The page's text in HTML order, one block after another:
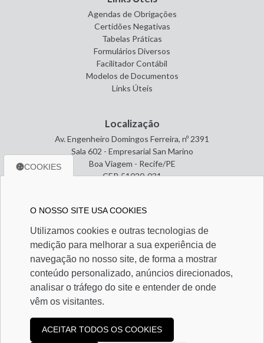
Agendas de Obrigações
Certidões Negativas
Tabelas Práticas
Formulários Diversos
Facilitador Contábil
Modelos de Documentos
Links Úteis
Localização
Av. Engenheiro Domingos Ferreira, nº 2391
Sala 602 - Empresarial San Marino
Boa Viagem - Recife/PE
CEP. 51020-031
Entre em contato
(81) 3465-1784
(81) 3465-1784
miguelarcanjo@contabilservice.cnt.br
Redes Sociais
COOKIES
O NOSSO SITE USA COOKIES
Utilizamos cookies e outras tecnologias de
medição para melhorar a sua experiência de
navegação no nosso site, de forma a mostrar
conteúdo personalizado, anúncios direcionados,
analisar o tráfego do site e entender de onde
vêm os visitantes.
ACEITAR TODOS OS COOKIES